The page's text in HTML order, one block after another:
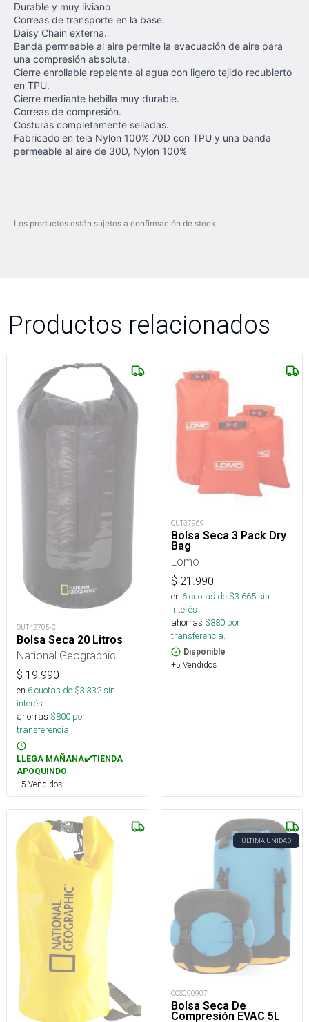
Durable y muy liviano
Correas de transporte en la base.
Daisy Chain externa.
Banda permeable al aire permite la evacuación de aire para
una compresión absoluta.
Cierre enrollable repelente al agua con ligero tejido recubierto
en TPU.
Cierre mediante hebilla muy durable.
Correas de compresión.
Costuras completamente selladas.
Fabricado en tela Nylon 100% 70D con TPU y una banda
permeable al aire de 30D, Nylon 100%
Los productos están sujetos a confirmación de stock.
Productos relacionados
OUT42705-C
Bolsa Seca 20 Litros
National Geographic
$ 19.990
en 6cuotas de $3.332sin
interés
ahorras $800 por
transferencia.
LLEGA MAÑANA✔️TIENDA
APOQUINDO
+5 Vendidos
OUT37969
Bolsa Seca 3 Pack Dry
Bag
Lomo
$ 21.990
en 6cuotas de $3.665sin
interés
ahorras $880 por
transferencia.
Disponible
+5 Vendidos
ÚLTIMA UNIDAD
COS090907
Bolsa Seca De
Compresión EVAC 5L